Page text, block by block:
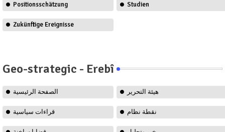
Positionsschätzung Studien
Zukünftige Ereignisse
Geo-strategic - Erebî
الصفحة الرئيسية هيئة التحرير
قراءات سياسية نقطة نظام